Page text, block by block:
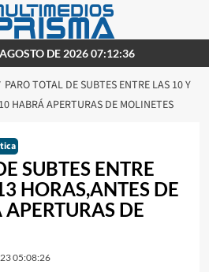
DE 2026 07:12:36
PARO TOTAL DE SUBTES ENTRE LAS 10 Y
HABRÁ APERTURAS DE MOLINETES
SUBTES ENTRE
HORAS,ANTES DE
DE
05:08:26